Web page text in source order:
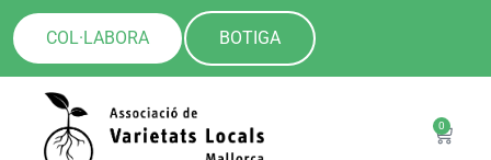
COL·LABORA BOTIGA
0